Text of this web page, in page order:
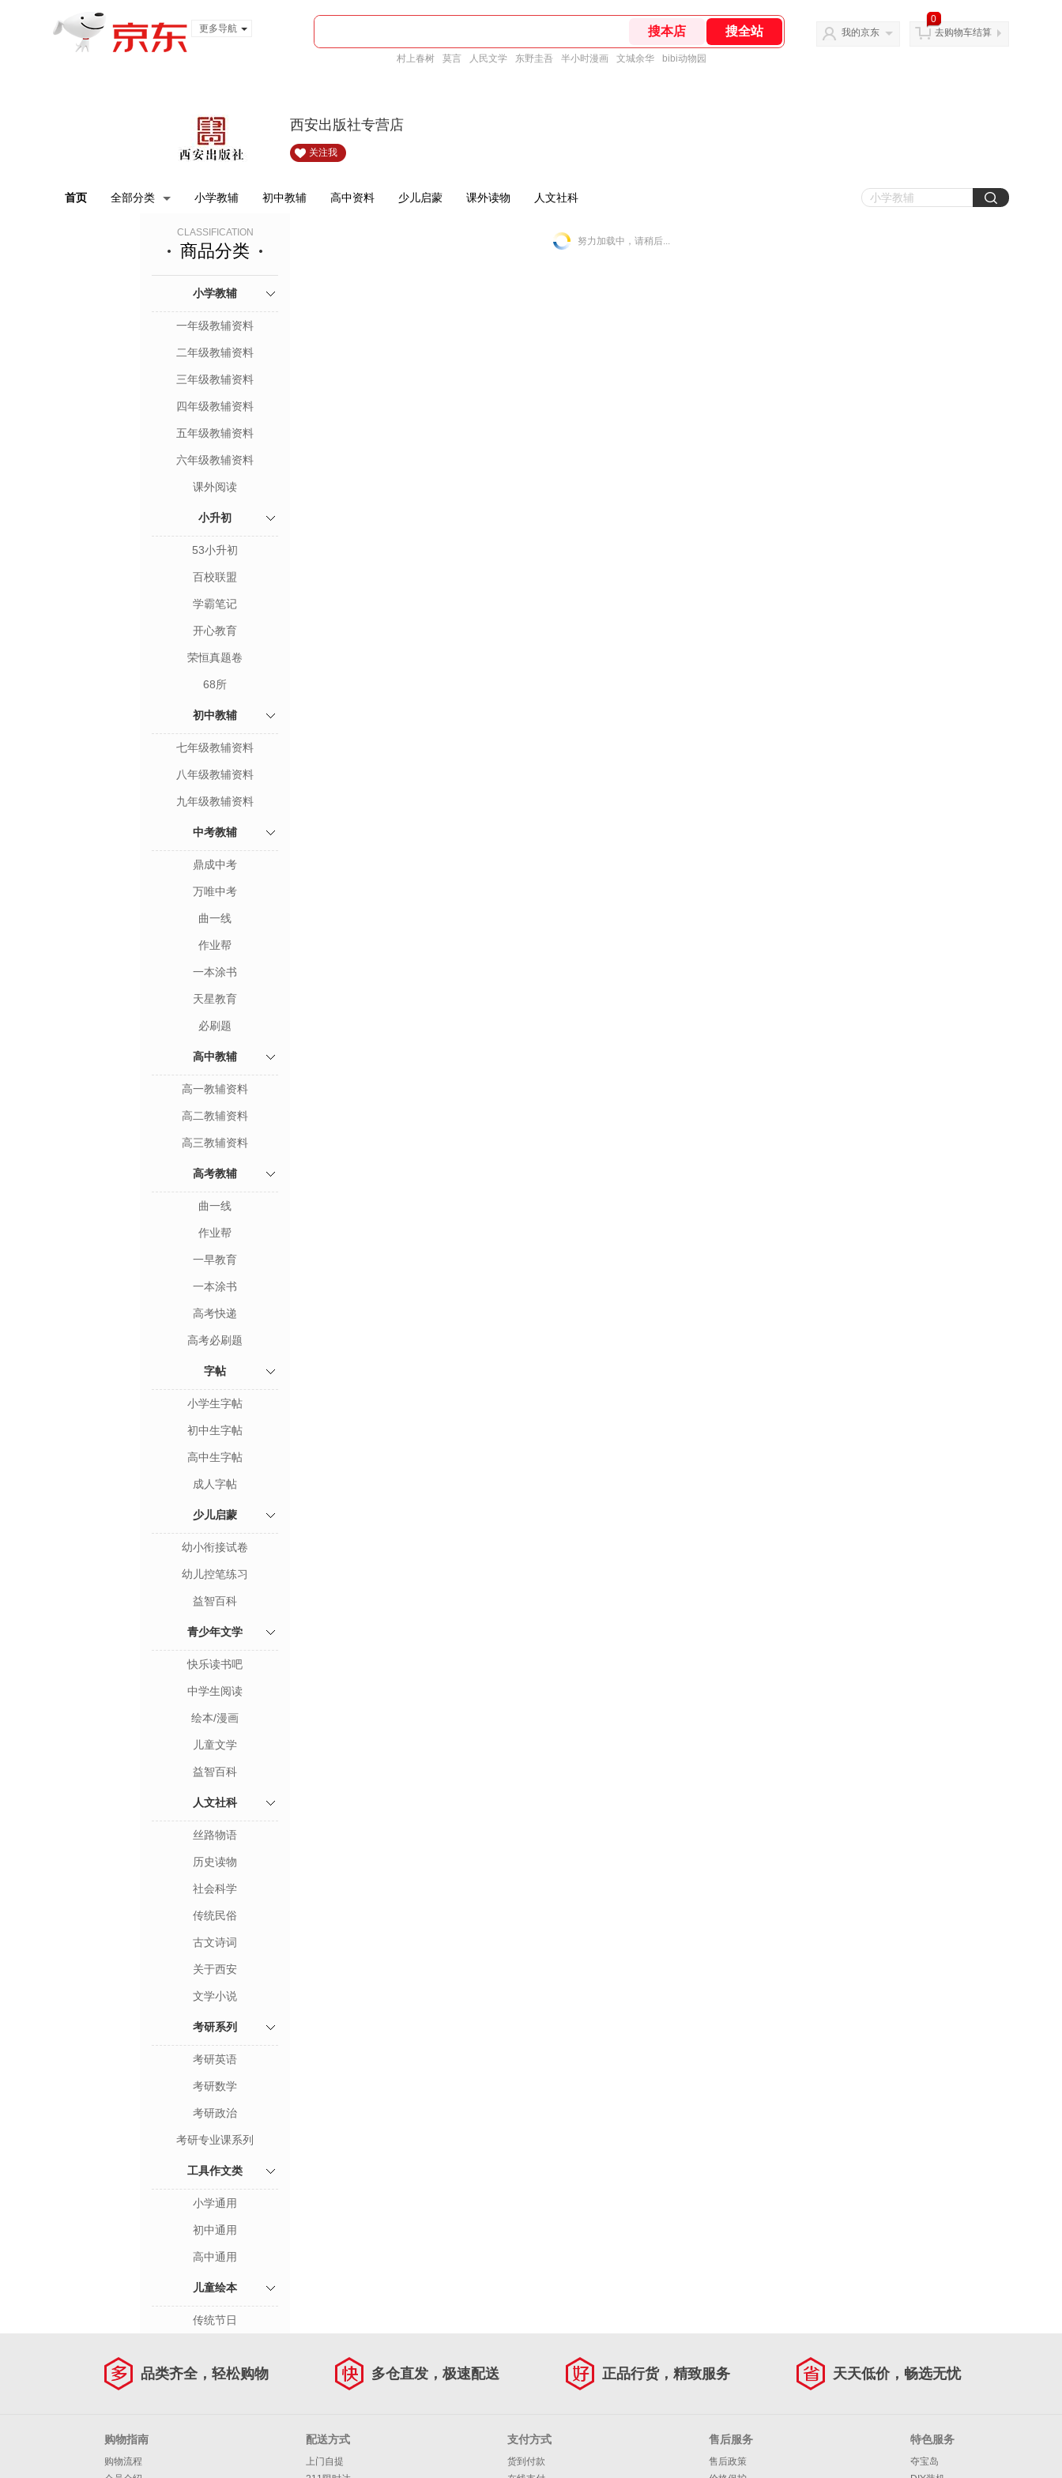
更多导航
村上春树 莫言 人民文学 东野圭吾 半小时漫画 文城余华 bibi动物园
我的京东
0
去购物车结算
西安出版社专营店
关注我
首页 全部分类 小学教辅 初中教辅 高中资料 少儿启蒙 课外读物 人文社科
CLASSIFICATION
商品分类
小学教辅
一年级教辅资料
二年级教辅资料
三年级教辅资料
四年级教辅资料
五年级教辅资料
六年级教辅资料
课外阅读
小升初
53小升初
百校联盟
学霸笔记
开心教育
荣恒真题卷
68所
初中教辅
七年级教辅资料
八年级教辅资料
九年级教辅资料
中考教辅
鼎成中考
万唯中考
曲一线
作业帮
一本涂书
天星教育
必刷题
高中教辅
高一教辅资料
高二教辅资料
高三教辅资料
高考教辅
曲一线
作业帮
一早教育
一本涂书
高考快递
高考必刷题
字帖
小学生字帖
初中生字帖
高中生字帖
成人字帖
少儿启蒙
幼小衔接试卷
幼儿控笔练习
益智百科
青少年文学
快乐读书吧
中学生阅读
绘本/漫画
儿童文学
益智百科
人文社科
丝路物语
历史读物
社会科学
传统民俗
古文诗词
关于西安
文学小说
考研系列
考研英语
考研数学
考研政治
考研专业课系列
工具作文类
小学通用
初中通用
高中通用
儿童绘本
传统节日
努力加载中，请稍后...
品类齐全，轻松购物 多仓直发，极速配送 正品行货，精致服务 天天低价，畅选无忧
购物指南
购物流程
配送方式
上门自提
支付方式
货到付款
售后服务
售后政策
特色服务
夺宝岛